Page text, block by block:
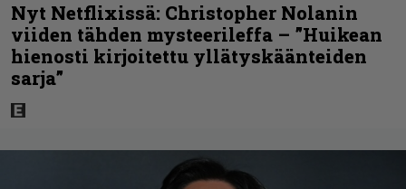
Nyt Netflixissä: Christopher Nolanin
viiden tähden mysteerileffa – ”Huikean
hienosti kirjoitettu yllätyskäänteiden
sarja”